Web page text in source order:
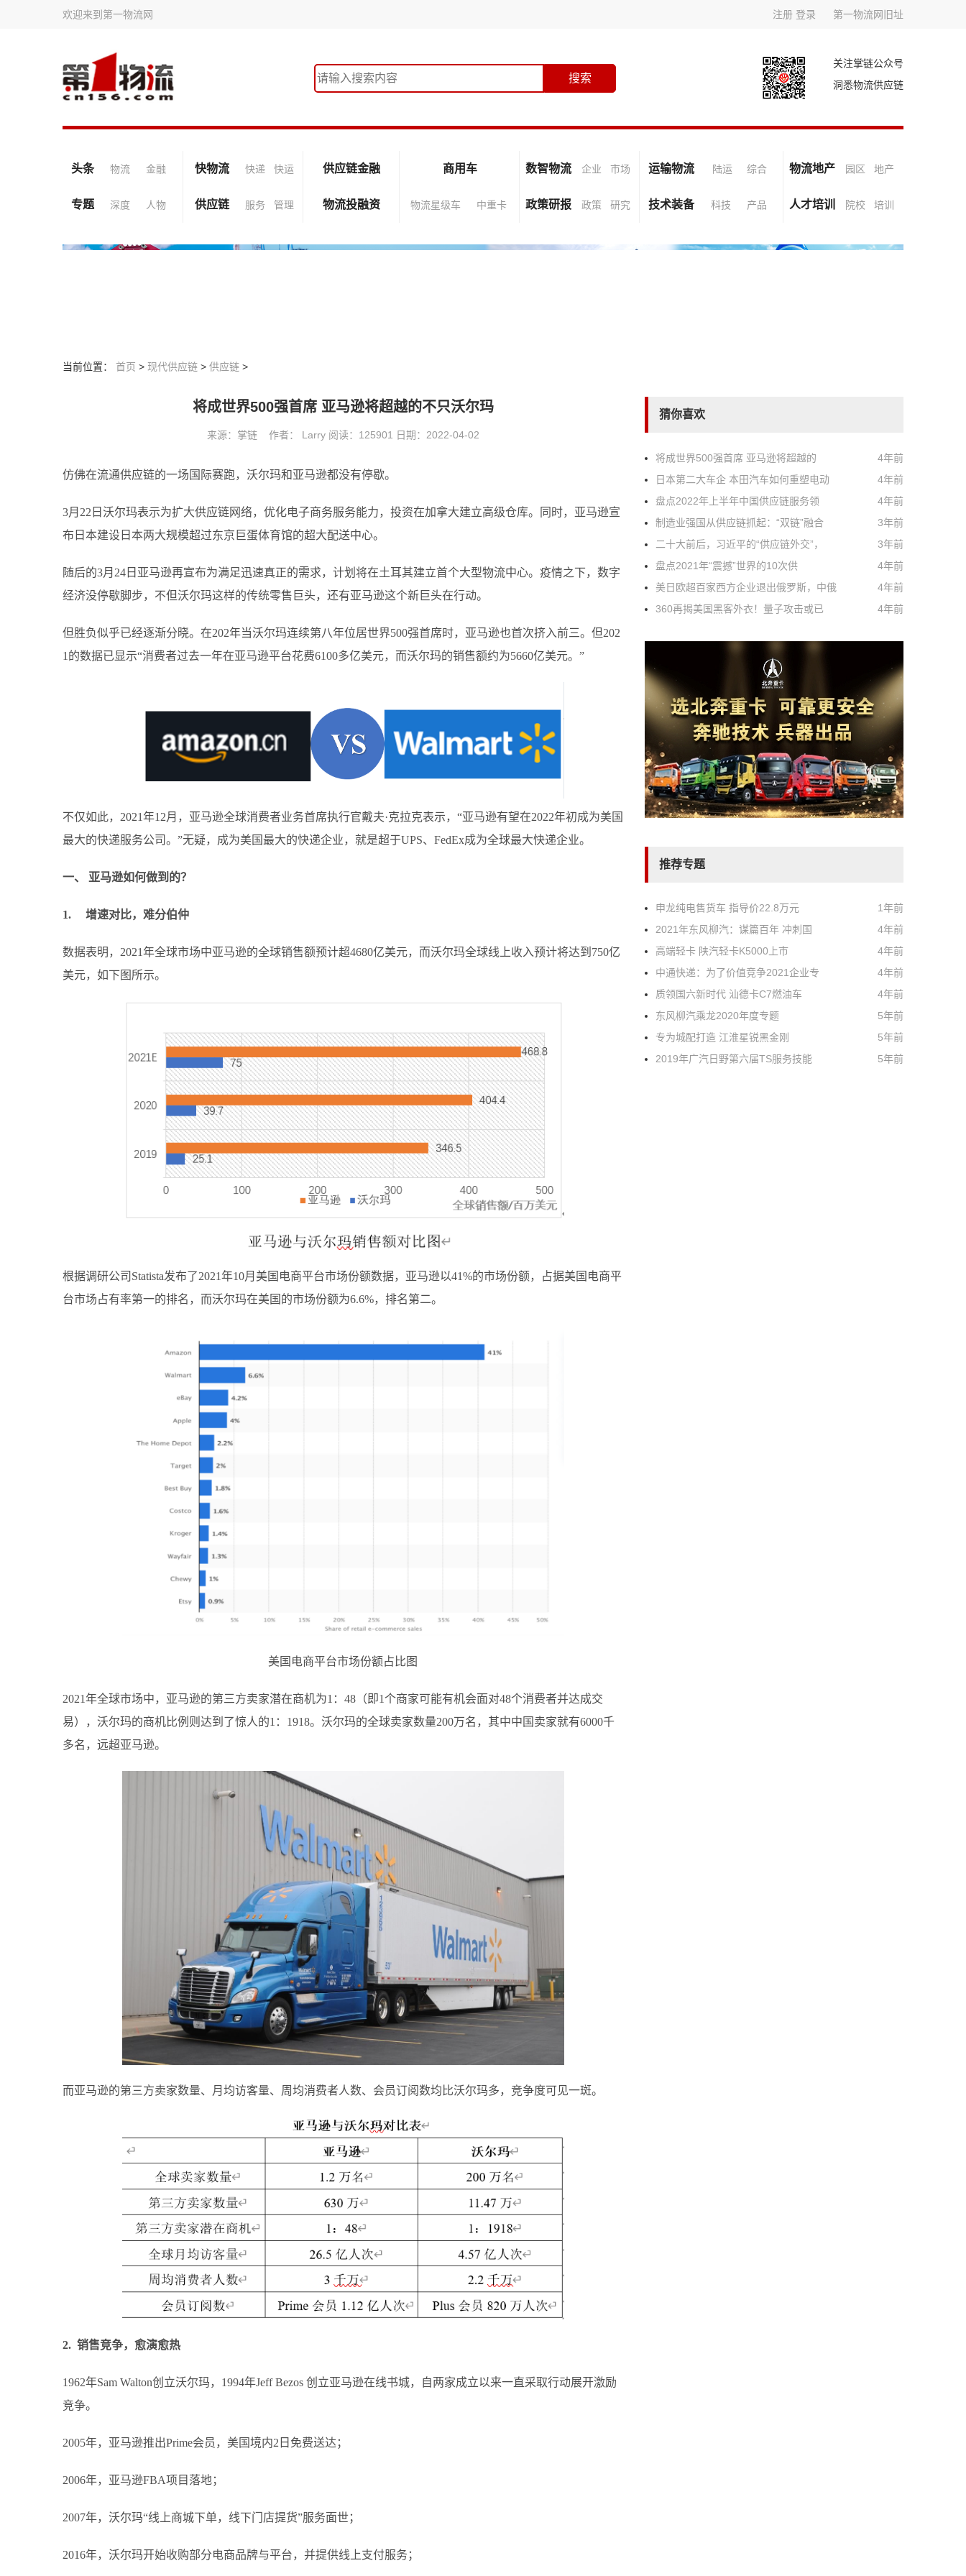
欢迎来到第一物流网 注册 登录 第一物流网旧址
关注掌链公众号
洞悉物流供应链
头条 物流 金融 快物流 快递 快运 供应链金融 商用车 数智物流 企业 市场 运输物流 陆运 综合 物流地产 园区 地产
专题 深度 人物 供应链 服务 管理 物流投融资 物流星级车 中重卡 政策研报 政策 研究 技术装备 科技 产品 人才培训 院校 培训
当前位置： 首页 > 现代供应链 > 供应链 >
将成世界500强首席 亚马逊将超越的不只沃尔玛
来源：掌链 作者： Larry 阅读：125901 日期：2022-04-02
仿佛在流通供应链的一场国际赛跑，沃尔玛和亚马逊都没有停歇。
3月22日沃尔玛表示为扩大供应链网络，优化电子商务服务能力，投资在加拿大建立高级仓库。同时，亚马逊宣
布日本建设日本两大规模超过东京巨蛋体育馆的超大配送中心。
随后的3月24日亚马逊再宣布为满足迅速真正的需求，计划将在土耳其建立首个大型物流中心。疫情之下，数字
经济没停歇脚步，不但沃尔玛这样的传统零售巨头，还有亚马逊这个新巨头在行动。
但胜负似乎已经逐渐分晓。在202年当沃尔玛连续第八年位居世界500强首席时，亚马逊也首次挤入前三。但202
1的数据已显示“消费者过去一年在亚马逊平台花费6100多亿美元，而沃尔玛的销售额约为5660亿美元。”
不仅如此，2021年12月，亚马逊全球消费者业务首席执行官戴夫·克拉克表示，“亚马逊有望在2022年初成为美国
最大的快递服务公司。”无疑，成为美国最大的快递企业，就是超于UPS、FedEx成为全球最大快递企业。
一、 亚马逊如何做到的？
1. 增速对比，难分伯仲
数据表明，2021年全球市场中亚马逊的全球销售额预计超4680亿美元，而沃尔玛全球线上收入预计将达到750亿
美元，如下图所示。
根据调研公司Statista发布了2021年10月美国电商平台市场份额数据，亚马逊以41%的市场份额，占据美国电商平
台市场占有率第一的排名，而沃尔玛在美国的市场份额为6.6%，排名第二。
美国电商平台市场份额占比图
2021年全球市场中，亚马逊的第三方卖家潜在商机为1：48（即1个商家可能有机会面对48个消费者并达成交
易），沃尔玛的商机比例则达到了惊人的1：1918。沃尔玛的全球卖家数量200万名，其中中国卖家就有6000千
多名，远超亚马逊。
而亚马逊的第三方卖家数量、月均访客量、周均消费者人数、会员订阅数均比沃尔玛多，竞争度可见一斑。
2. 销售竞争，愈演愈热
1962年Sam Walton创立沃尔玛，1994年Jeff Bezos 创立亚马逊在线书城，自两家成立以来一直采取行动展开激励
竞争。
2005年，亚马逊推出Prime会员，美国境内2日免费送达；
2006年，亚马逊FBA项目落地；
2007年，沃尔玛“线上商城下单，线下门店提货”服务面世；
2016年，沃尔玛开始收购部分电商品牌与平台，并提供线上支付服务；
猜你喜欢
将成世界500强首席 亚马逊将超越的
4年前
日本第二大车企 本田汽车如何重塑电动
4年前
盘点2022年上半年中国供应链服务领
4年前
制造业强国从供应链抓起：“双链”融合
3年前
二十大前后，习近平的“供应链外交”，
3年前
盘点2021年“震撼”世界的10次供
4年前
美日欧超百家西方企业退出俄罗斯，中俄
4年前
360再揭美国黑客外衣！量子攻击或已
4年前
推荐专题
申龙纯电售货车 指导价22.8万元
1年前
2021年东风柳汽：谋篇百年 冲刺国
4年前
高端轻卡 陕汽轻卡K5000上市
4年前
中通快递：为了价值竞争2021企业专
4年前
质领国六新时代 汕德卡C7燃油车
4年前
东风柳汽乘龙2020年度专题
5年前
专为城配打造 江淮星锐黑金刚
5年前
2019年广汽日野第六届TS服务技能
5年前